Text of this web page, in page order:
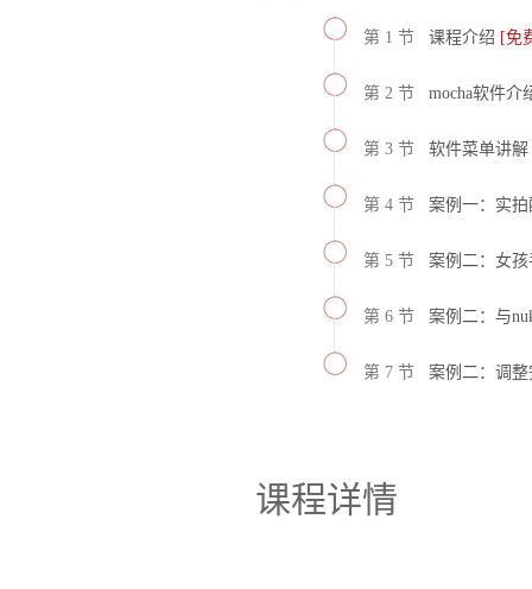
第 1 节 课程介绍 [免
第 2 节 mocha软件介
第 3 节 软件菜单讲解
第 4 节 案例一：实
第 5 节 案例二：女
第 6 节 案例二：与
第 7 节 案例二：调
课程详情